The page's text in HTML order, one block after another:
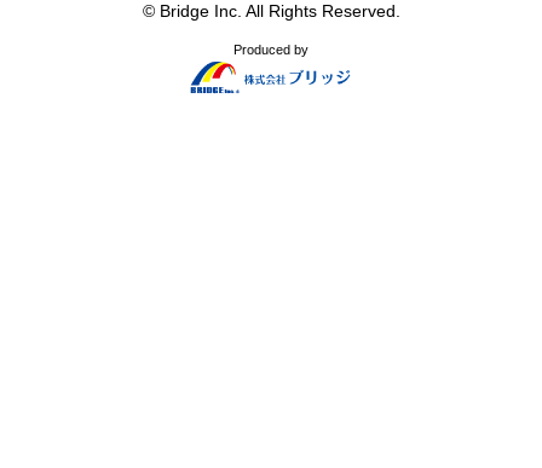
© Bridge Inc. All Rights Reserved.
Produced by